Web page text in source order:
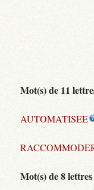
Mot(s) de 11
AUTOMATISEE
Mot(s) de 8